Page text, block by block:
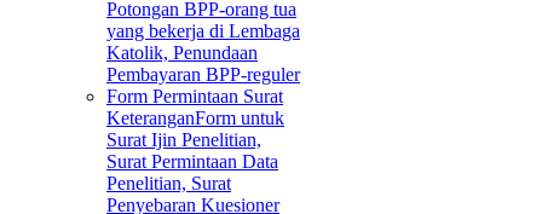
Potongan BPP-orang tua
yang bekerja di Lembaga
Katolik, Penundaan
Pembayaran BPP-reguler
Form Permintaan Surat
KeteranganForm untuk
Surat Ijin Penelitian,
Surat Permintaan Data
Penelitian, Surat
Penyebaran Kuesioner